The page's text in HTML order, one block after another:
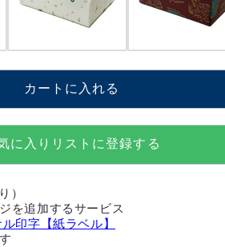
】
】
カートに入れる
に入りリストに登録する
）
を追加するサービス
印字【紙ラベル】